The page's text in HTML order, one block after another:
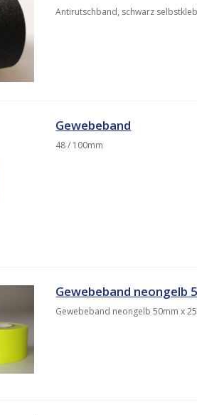
Antirutschband, schwarz
Gewebeband
48 / 100mm
Gewebeband neongelb
Gewebeband neongelb 50mm x